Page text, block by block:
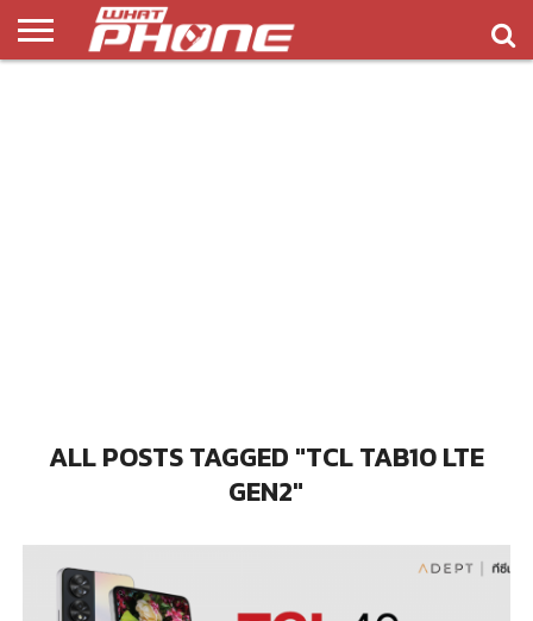
ALL POSTS TAGGED "TCL TAB10 LTE
GEN2"